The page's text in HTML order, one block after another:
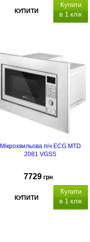
КУПИТИ
Купити
в 1 клік
Мікрохвильова піч ECG MTD
2081 VGSS
7729 грн
КУПИТИ
Купити
в 1 клік